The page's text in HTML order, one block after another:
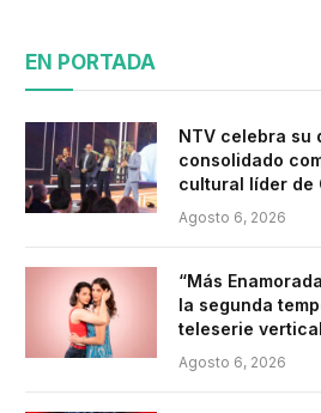
EN PORTADA
NTV celebra su
consolidado
cultural líder de
Agosto 6, 2026
“Más
la segunda
teleserie vertical
Agosto 6, 2026